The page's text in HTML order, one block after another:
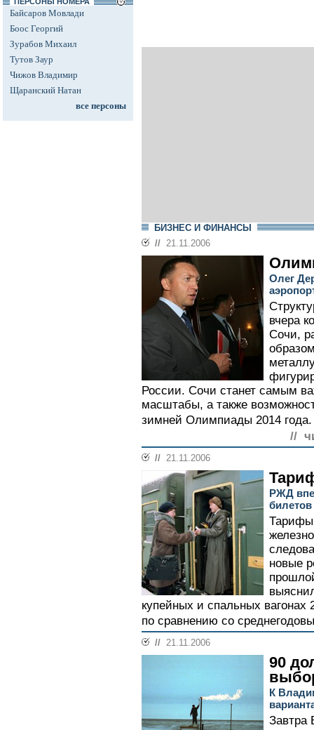
Байсаров Мовлади
Боос Георгий
Зурабов Михаил
Тутов Заур
Чижов Владимир
Щаранский Натан
все персоны
БИЗНЕС И ФИНАНСЫ
// 21.11.2006
Олег
вчера
Сочи,
России. Сочи станет самым
масштабы, а также
зимней Олимпиады 2014 года.
//
// 21.11.2006
РЖД
Тарифы
новые
купейных и спальных вагонах
по сравнению со
// 21.11.2006
90
К
Завтра